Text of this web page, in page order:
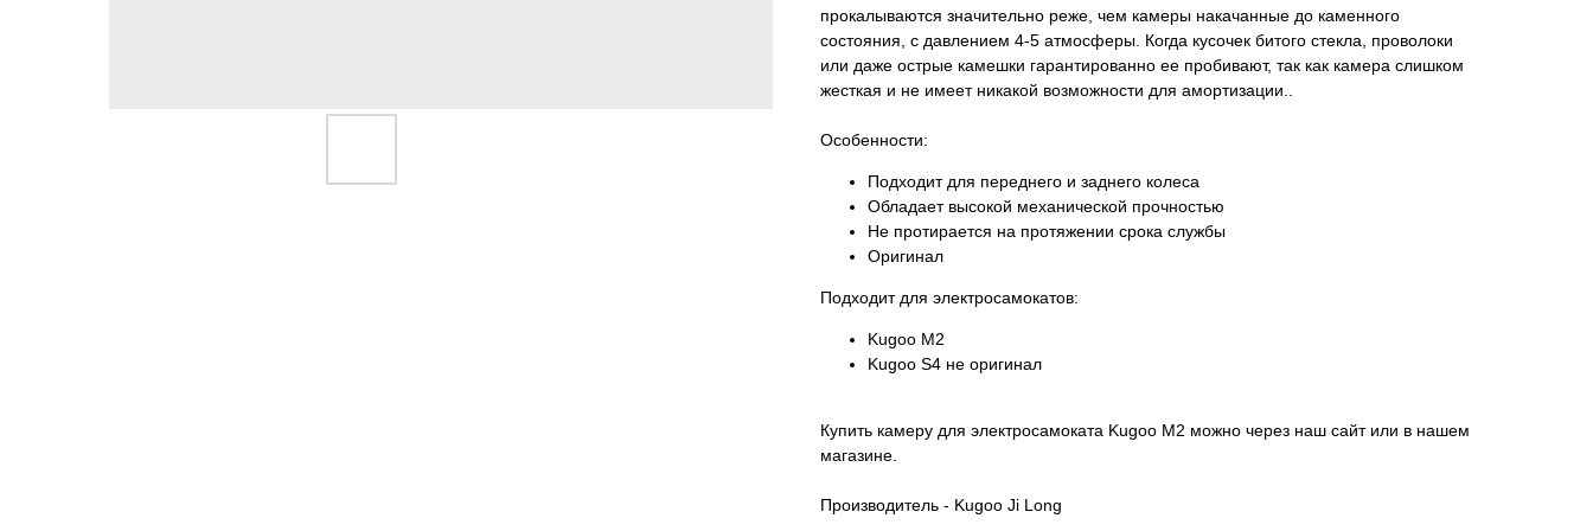
прокалываются значительно реже, чем камеры накачанные до каменного
состояния, с давлением 4-5 атмосферы. Когда кусочек битого стекла, проволоки
или даже острые камешки гарантированно ее пробивают, так как камера слишком
жесткая и не имеет никакой возможности для амортизации..
Особенности:
Подходит для переднего и заднего колеса
Обладает высокой механической прочностью
Не протирается на протяжении срока службы
Оригинал
Подходит для электросамокатов:
Kugoo M2
Kugoo S4 не оригинал
Купить камеру для электросамоката Kugoo M2 можно через наш сайт или в нашем
магазине.
Производитель - Kugoo Ji Long